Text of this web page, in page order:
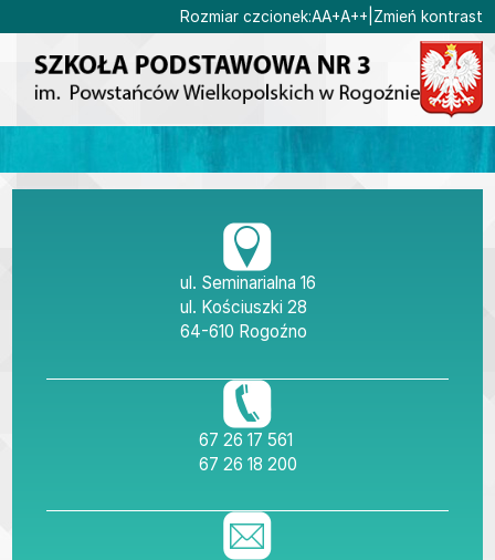
Przejdź do głównej treści Przejdź do wyszukiwarki
Rozmiar czcionek:Ustaw domyślną
AUstaw większą
A+Ustaw największą
A++ Zmień kontrast
« »
Dane
ul. Seminarialna 16
ul. Kościuszki 28
64-610 Rogoźno
tel./fax
67 26 17 561
tel.
67 26 18 200